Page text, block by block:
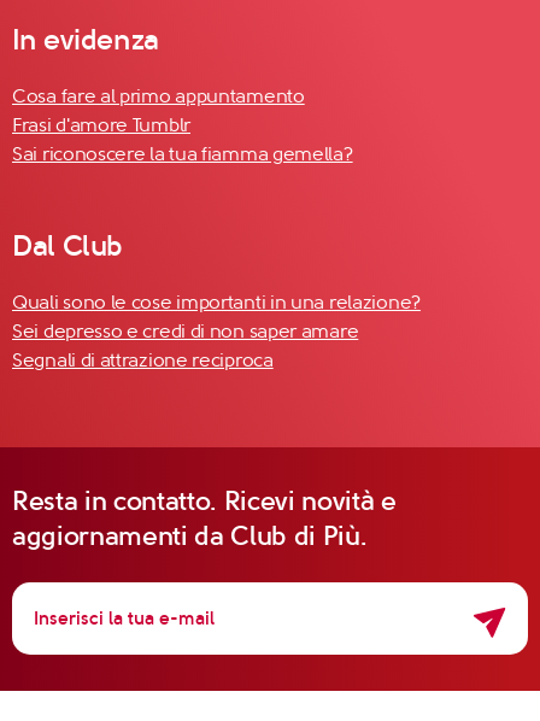
In evidenza
Cosa fare al primo appuntamento
Frasi d'amore Tumblr
Sai riconoscere la tua fiamma gemella?
Dal Club
Quali sono le cose importanti in una relazione?
Sei depresso e credi di non saper amare
Segnali di attrazione reciproca
Resta in contatto. Ricevi novità e
aggiornamenti da Club di Più.